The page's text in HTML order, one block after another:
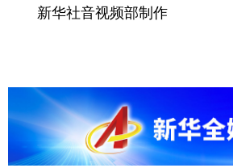
新华社音视频部制作